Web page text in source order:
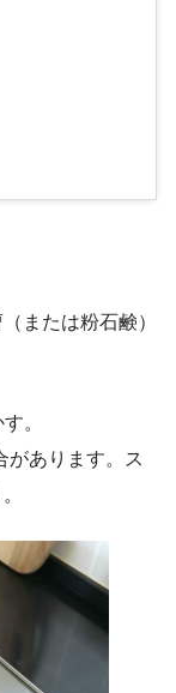
または粉石鹸）
。
あります。ス